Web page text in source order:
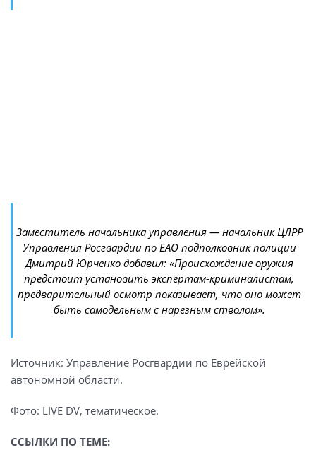
Заместитель начальника управления — начальник ЦЛРР
Управления Росгвардии по ЕАО подполковник полиции
Дмитрий Юрченко добавил: «Происхождение оружия
предстоит установить экспертам-криминалистам,
предварительный осмотр показывает, что оно может
быть самодельным с нарезным стволом».
Источник: Управление Росгвардии по Еврейской
автономной области.
Фото: LIVE DV, тематическое.
ССЫЛКИ ПО ТЕМЕ: